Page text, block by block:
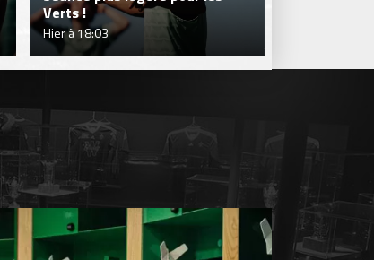
Verts !
Hier à 18:03